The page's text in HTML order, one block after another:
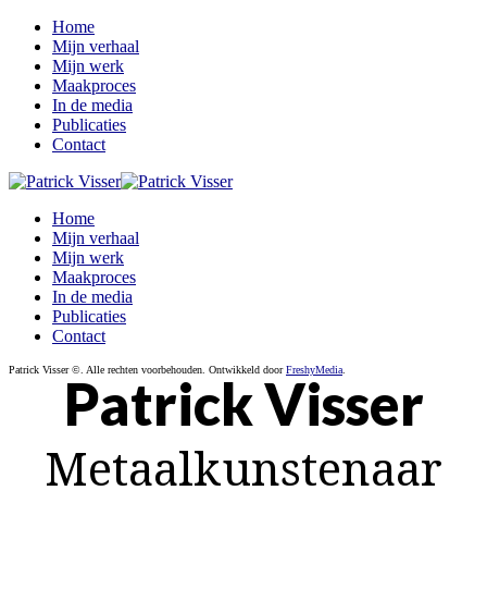
Home
Mijn verhaal
Mijn werk
Maakproces
In de media
Publicaties
Contact
Home
Mijn verhaal
Mijn werk
Maakproces
In de media
Publicaties
Contact
Patrick Visser ©. Alle rechten voorbehouden. Ontwikkeld doorFreshyMedia
Patrick Visser
Metaalkunstenaar